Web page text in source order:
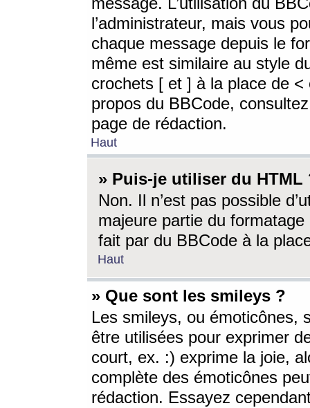
l’administrateur, mais vous
chaque message depuis le
même est similaire au style
crochets [ et ] à la place de <
propos du BBCode,
page de rédaction.
Haut
» Puis-je utiliser du HTML
Non. Il n’est pas possible
majeure partie du
fait par du BBCode à la
Haut
» Que sont les smileys ?
Les smileys, ou émoticônes,
être utilisées pour exprimer
court, ex. :) exprime la joie,
complète des émoticônes
rédaction. Essayez